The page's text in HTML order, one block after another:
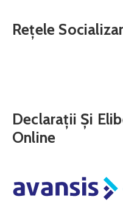
Rețele
Declarații Și
Online